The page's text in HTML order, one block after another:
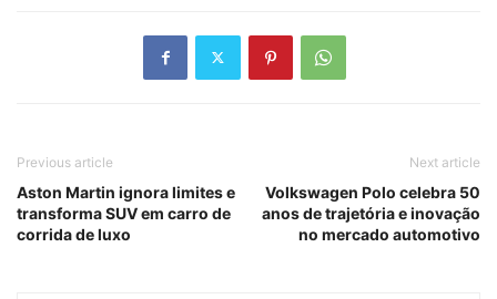
Previous article
Aston Martin ignora limites e
transforma SUV em carro de
corrida de luxo
Next article
Volkswagen Polo celebra 50
anos de trajetória e inovação
no mercado automotivo